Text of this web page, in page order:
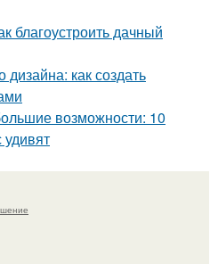
благоустроить дачный
как создать
возможности: 10